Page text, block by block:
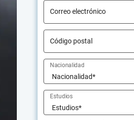
Correo electrónico
Código postal
Nacionalidad
Estudios